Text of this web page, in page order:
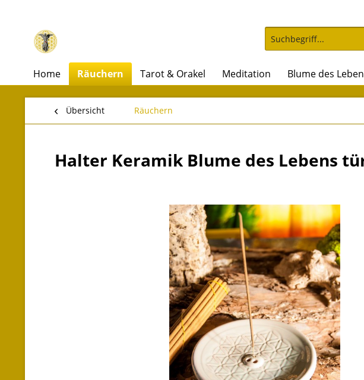
Home Räuchern Tarot & Orakel Meditation Blume des
Übersicht Räuchern
Halter Keramik Blume des Lebens